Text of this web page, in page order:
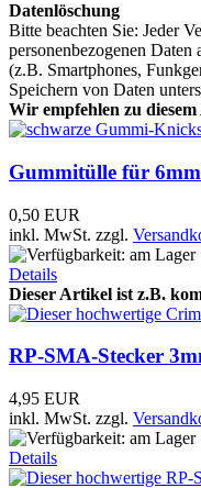
Datenlöschung
Bitte beachten Sie: Jeder
personenbezogenen
(z.B. Smartphones,
Speichern von Daten
Wir empfehlen zu
Gummitülle für
0,50 EUR
inkl. MwSt. zzgl.
Details
Dieser Artikel ist z.B.
RP-SMA-Stecker
4,95 EUR
inkl. MwSt. zzgl.
Details